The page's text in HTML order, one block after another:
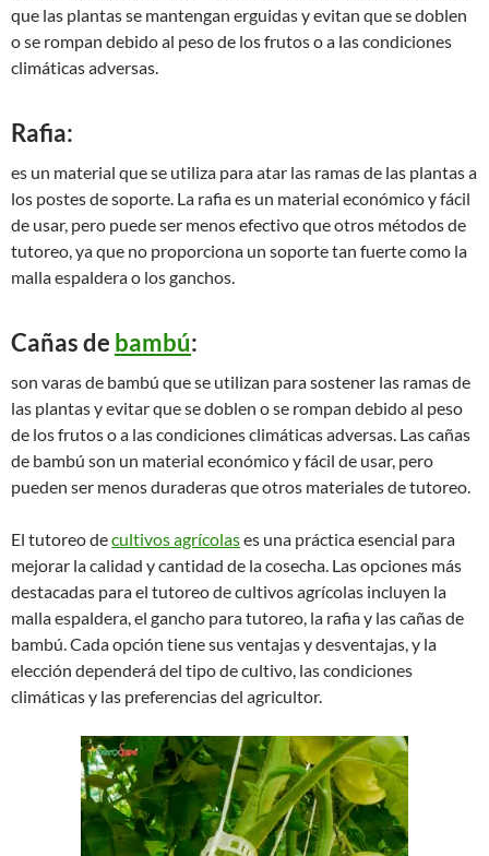
que las plantas se mantengan erguidas y evitan que se doblen
o se rompan debido al peso de los frutos o a las condiciones
climáticas adversas.
Rafia:
es un material que se utiliza para atar las ramas de las plantas a
los postes de soporte. La rafia es un material económico y fácil
de usar, pero puede ser menos efectivo que otros métodos de
tutoreo, ya que no proporciona un soporte tan fuerte como la
malla espaldera o los ganchos.
Cañas de bambú:
son varas de bambú que se utilizan para sostener las ramas de
las plantas y evitar que se doblen o se rompan debido al peso
de los frutos o a las condiciones climáticas adversas. Las cañas
de bambú son un material económico y fácil de usar, pero
pueden ser menos duraderas que otros materiales de tutoreo.
El tutoreo decultivos agrícolases una práctica esencial para
mejorar la calidad y cantidad de la cosecha. Las opciones más
destacadas para el tutoreo de cultivos agrícolas incluyen la
malla espaldera, el gancho para tutoreo, la rafia y las cañas de
bambú. Cada opción tiene sus ventajas y desventajas, y la
elección dependerá del tipo de cultivo, las condiciones
climáticas y las preferencias del agricultor.